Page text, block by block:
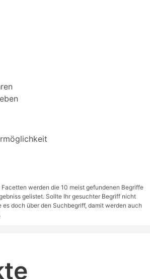
werden die 10 meist gefundenen Begriffe
gelistet. Sollte Ihr gesuchter Begriff nicht
es doch über den Suchbegriff, damit werden auch